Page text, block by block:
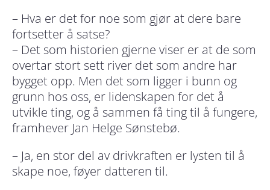
– Hva er det for noe som gjør at dere bare
fortsetter å satse?
– Det som historien gjerne viser er at de som
overtar stort sett river det som andre har
bygget opp. Men det som ligger i bunn og
grunn hos oss, er lidenskapen for det å
utvikle ting, og å sammen få ting til å fungere,
framhever Jan Helge Sønstebø.
– Ja, en stor del av drivkraften er lysten til å
skape noe, føyer datteren til.